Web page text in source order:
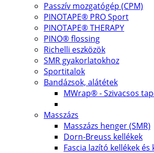
Passzív mozgatógép (CPM)
PINOTAPE® PRO Sport
PINOTAPE® THERAPY
PINO® flossing
Richelli eszközök
SMR gyakorlatokhoz
Sportitalok
Bandázsok, alátétek
MWrap® - Szivacsos
Masszázs
Masszázs henger (SMR)
Dorn-Breuss kellékek
Fascia lazító kellékek